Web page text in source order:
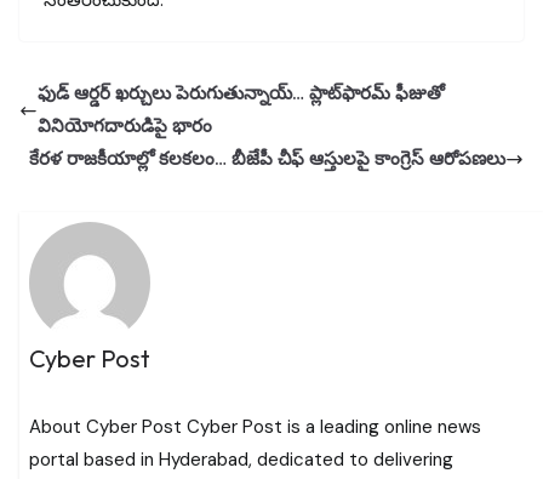
ఫుడ్ ఆర్డర్ ఖర్చులు పెరుగుతున్నాయ్… ప్లాట్‌ఫారమ్ ఫీజుతో
వినియోగదారుడిపై భారం
కేరళ రాజకీయాల్లో కలకలం… బీజేపీ చీఫ్ ఆస్తులపై కాంగ్రెస్ ఆరోపణలు
Cyber Post
About Cyber Post Cyber Post is a leading online news
portal based in Hyderabad, dedicated to delivering